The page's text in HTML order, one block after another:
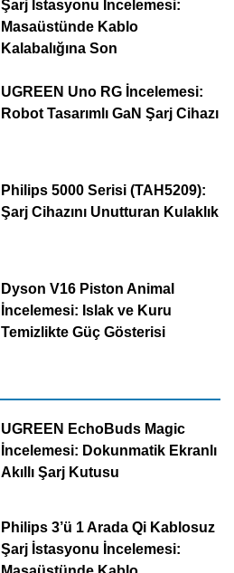
Şarj İstasyonu İncelemesi:
Masaüstünde Kablo
Kalabalığına Son
UGREEN Uno RG İncelemesi:
Robot Tasarımlı GaN Şarj Cihazı
Philips 5000 Serisi (TAH5209):
Şarj Cihazını Unutturan Kulaklık
Dyson V16 Piston Animal
İncelemesi: Islak ve Kuru
Temizlikte Güç Gösterisi
UGREEN EchoBuds Magic
İncelemesi: Dokunmatik Ekranlı
Akıllı Şarj Kutusu
Philips 3’ü 1 Arada Qi Kablosuz
Şarj İstasyonu İncelemesi: